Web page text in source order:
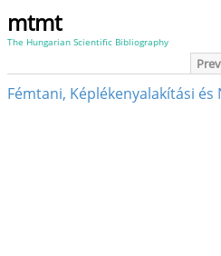
mtmt
The Hungarian Scientific Bibliography
Fémtani, Képlékenyalakítási